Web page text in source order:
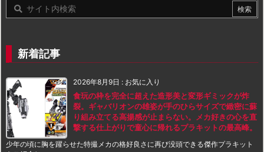
新着記事
2026年8月9日 : お気に入り
食玩の枠を完全に超えた造形美と変形ギミックが炸
裂。ギャバリオンの雄姿が手のひらサイズで緻密に蘇
り組み立てる高揚感が止まらない。メカ好きの心を直
撃する仕上がりで童心に帰れるプラキットの最高峰。
少年の頃に胸を躍らせた特撮メカの格好良さに再び没頭できる傑作プラキット